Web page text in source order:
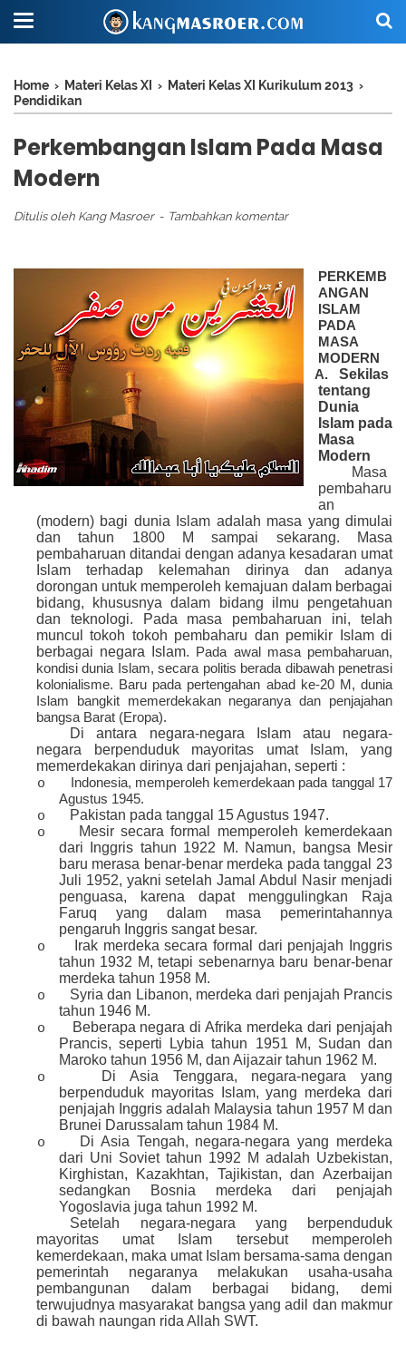
Home › Materi Kelas XI › Materi Kelas XI Kurikulum 2013 ›
Pendidikan
Perkembangan Islam Pada Masa
Modern
Ditulis oleh Kang Masroer Tambahkan komentar
PERKEMB
ANGAN
ISLAM
PADA
MASA
MODERN
A.
Sekilas
tentang
Dunia
Islam pada
Masa
Modern
Masa
pembaharu
an
(modern) bagi dunia Islam adalah masa yang dimulai
dan tahun 1800 M sampai sekarang. Masa
pembaharuan ditandai dengan adanya kesadaran umat
Islam terhadap kelemahan dirinya dan adanya
dorongan untuk memperoleh kemajuan dalam berbagai
bidang, khususnya dalam bidang ilmu pengetahuan
dan teknologi. Pada masa pembaharuan ini, telah
muncul tokoh tokoh pembaharu dan pemikir Islam di
berbagai negara Islam.
Pada awal masa pembaharuan,
kondisi dunia Islam, secara politis berada dibawah penetrasi
kolonialisme. Baru pada pertengahan abad ke-20 M, dunia
Islam bangkit memerdekakan negaranya dan penjajahan
bangsa Barat (Eropa).
Di antara negara-negara Islam atau negara-
negara berpenduduk mayoritas umat Islam, yang
memerdekakan dirinya dari penjajahan, seperti :
o
Indonesia, memperoleh kemerdekaan pada tanggal 17
Agustus 1945.
o
Pakistan pada tanggal 15 Agustus 1947.
o
Mesir secara formal memperoleh kemerdekaan
dari Inggris tahun 1922 M. Namun, bangsa Mesir
baru merasa benar-benar merdeka pada tanggal 23
Juli 1952, yakni setelah Jamal Abdul Nasir menjadi
penguasa, karena dapat menggulingkan Raja
Faruq yang dalam masa pemerintahannya
pengaruh Inggris sangat besar.
o
Irak merdeka secara formal dari penjajah Inggris
tahun 1932 M, tetapi sebenarnya baru benar-benar
merdeka tahun 1958 M.
o
Syria dan Libanon, merdeka dari penjajah Prancis
tahun 1946 M.
o
Beberapa negara di Afrika merdeka dari penjajah
Prancis, seperti Lybia tahun 1951 M, Sudan dan
Maroko tahun 1956 M, dan Aijazair tahun 1962 M.
o
Di Asia Tenggara, negara-negara yang
berpenduduk mayoritas Islam, yang merdeka dari
penjajah Inggris adalah Malaysia tahun 1957 M dan
Brunei Darussalam tahun 1984 M.
o
Di Asia Tengah, negara-negara yang merdeka
dari Uni Soviet tahun 1992 M adalah Uzbekistan,
Kirghistan, Kazakhtan, Tajikistan, dan Azerbaijan
sedangkan Bosnia merdeka dari penjajah
Yogoslavia juga tahun 1992 M.
Setelah negara-negara yang berpenduduk
mayoritas umat Islam tersebut memperoleh
kemerdekaan, maka umat Islam bersama-sama dengan
pemerintah negaranya melakukan usaha-usaha
pembangunan dalam berbagai bidang, demi
terwujudnya masyarakat bangsa yang adil dan makmur
di bawah naungan rida Allah SWT.